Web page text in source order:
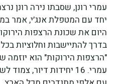
עמרי רונן, שסבתו נירה רונן
יחד עם המטפלת אנג׳י, אמר
היום את שכונת הרצפות
בדרך להתיישבות וחלוציות
"הרצפות הירוקות" הוא
עמרי. 16 יחידות דיור,